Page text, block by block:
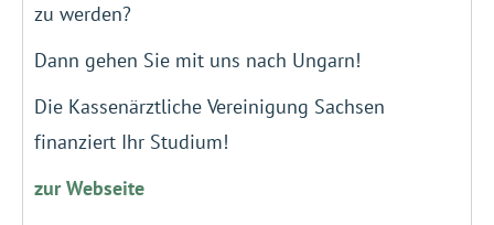
zu werden?
Dann gehen Sie mit uns nach Ungarn!
Die Kassenärztliche Vereinigung Sachsen
finanziert Ihr Studium!
zur Webseite